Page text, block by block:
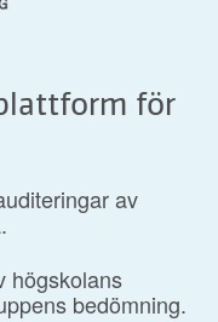
för
av
högskolans
bedömning.